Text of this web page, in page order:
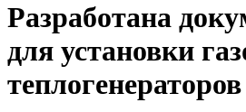
Разработана
для установки